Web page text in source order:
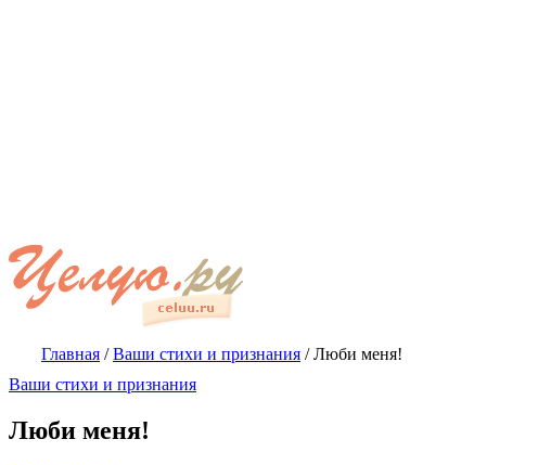
Главная /Ваши стихи и признания /Люби меня!
Ваши стихи и признания
Люби меня!